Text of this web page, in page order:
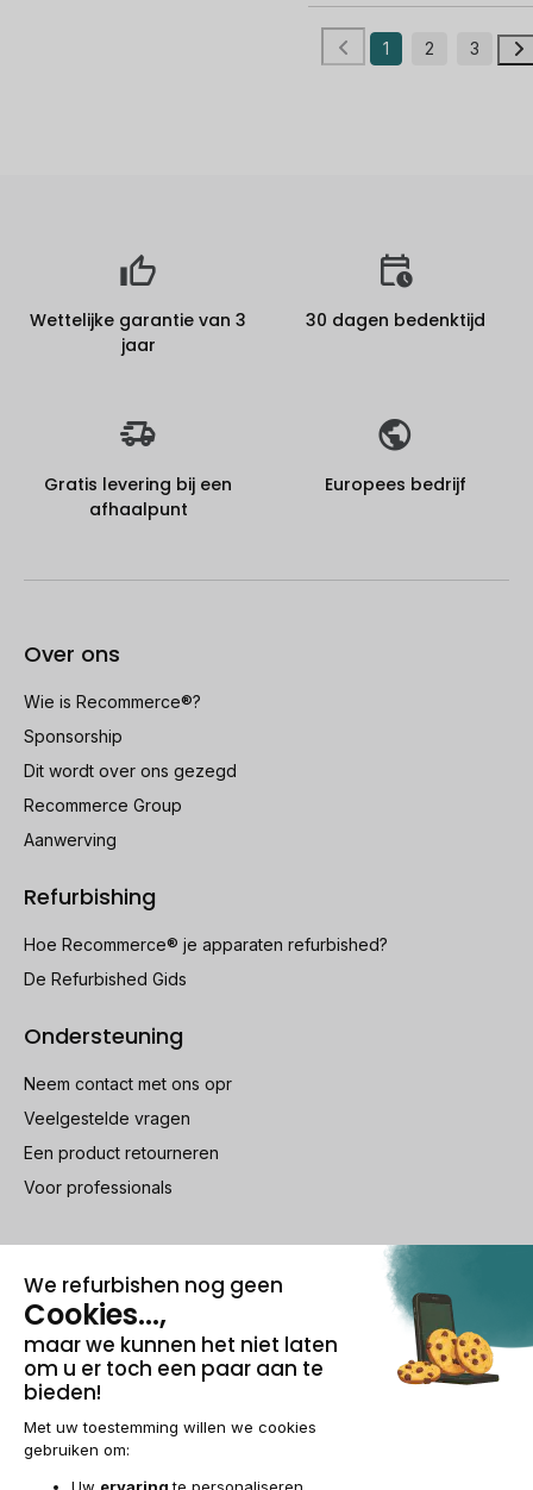
1 2 3
Wettelijke garantie van 3
jaar
30 dagen bedenktijd
Gratis levering bij een
afhaalpunt
Europees bedrijf
Over ons
Wie is Recommerce®?
Sponsorship
Dit wordt over ons gezegd
Recommerce Group
Aanwerving
Refurbishing
Hoe Recommerce® je apparaten refurbished?
De Refurbished Gids
Ondersteuning
Neem contact met ons opr
Veelgestelde vragen
Een product retourneren
Voor professionals
100% beveiligde betaling
Wettelijke vermeldingen & AGBeheer van cookies
Algemene verkoopvoorwaarden
Toegankelijkheid